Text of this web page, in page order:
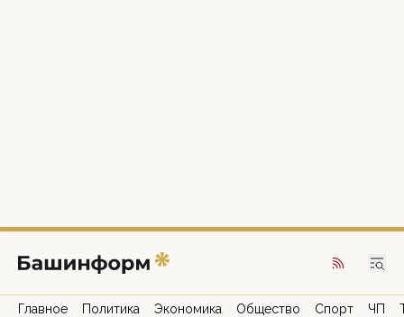
Главное Политика Экономика Общество Спорт ЧП